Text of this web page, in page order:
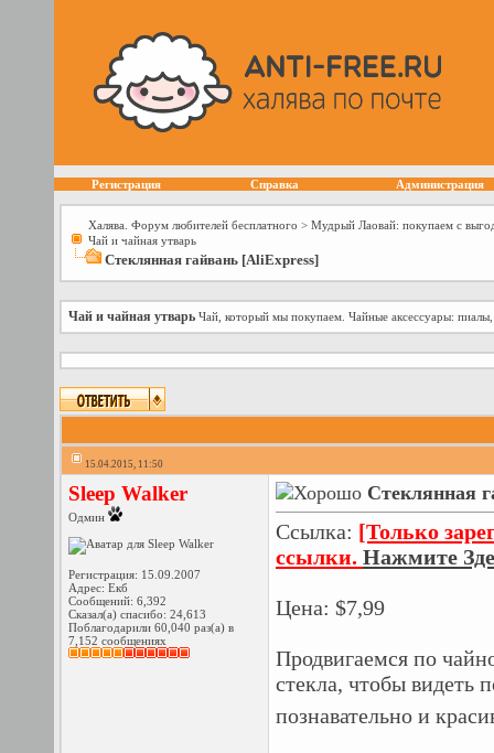
Регистрация Справка Администрация
Халява. Форум любителей бесплатного > Мудрый Лаовай: покупаем с
Чай и чайная утварь
Стеклянная гайвань [AliExpress]
Чай и чайная утварь Чай, который мы покупаем. Чайные аксессуары:
15.04.2015, 11:50
Sleep Walker
Одмин
Регистрация: 15.09.2007
Адрес: Екб
Сообщений: 6,392
Сказал(а) спасибо: 24,613
Поблагодарили 60,040 раз(а) в
7,152 сообщениях
Стеклянная
Ссылка: [Только
ссылки. Нажмите
Цена: $7,99
Продвигаемся по
стекла, чтобы видеть
познавательно и